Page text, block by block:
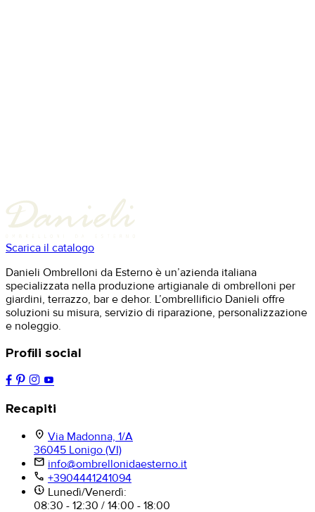
Scarica il catalogo
Danieli Ombrelloni da Esterno è un’azienda italiana
specializzata nella produzione artigianale di ombrelloni per
giardini, terrazzo, bar e dehor. L’ombrellificio Danieli offre
soluzioni su misura, servizio di riparazione, personalizzazione
e noleggio.
Profili social
Recapiti
location_on Via Madonna, 1/A
36045 Lonigo (VI)
mail info@ombrellonidaesterno.it
phone +3904441241094
nest_clock_farsight_analog Lunedì/Venerdì:
08:30 - 12:30 / 14:00 - 18:00